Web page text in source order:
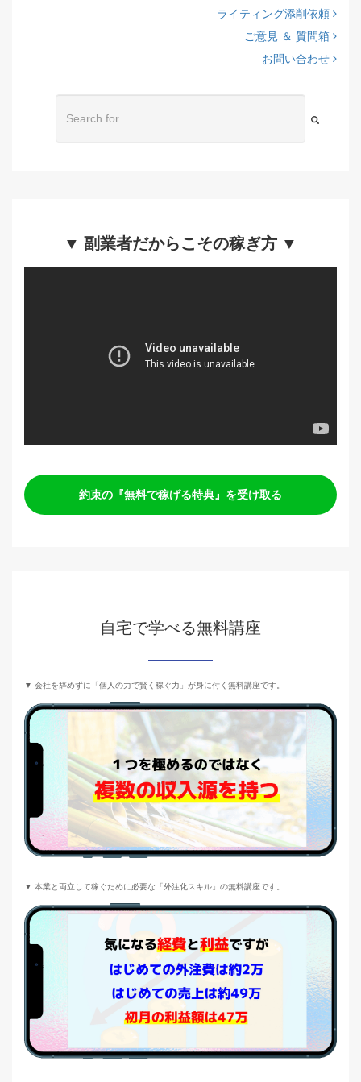
ライティング添削依頼
ご意見 ＆ 質問箱
お問い合わせ
▼ 副業者だからこその稼ぎ方 ▼
約束の『無料で稼げる特典』を受け取る
自宅で学べる無料講座
▼ 会社を辞めずに「個人の力で賢く稼ぐ力」が身に付く無料講座です。
▼ 本業と両立して稼ぐために必要な「外注化スキル」の無料講座です。